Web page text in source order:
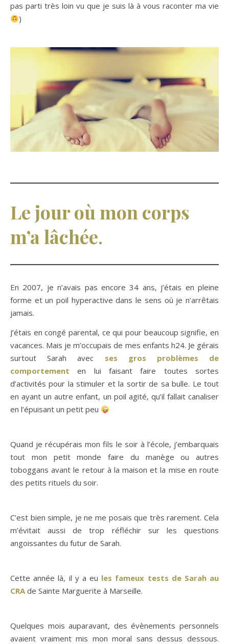
pas parti très loin vu que je suis là à vous raconter ma vie
)
Le jour où mon corps
m’a lâchée.
En 2007, je n’avais pas encore 34 ans, j’étais en pleine
forme et un poil hyperactive dans le sens où je n’arrêtais
jamais.
J’étais en congé parental, ce qui pour beaucoup signifie, en
vacances. Mais je m’occupais de mes enfants h24. Je gérais
surtout Sarah avec ses gros problèmes de
comportementen lui faisant faire toutes sortes
d’activités pour la stimuler et la sortir de sa bulle. Le tout
en ayant un autre enfant, un poil agité, qu’il fallait canaliser
en l’épuisant un petit peu
Quand je récupérais mon fils le soir à l’école, j’embarquais
tout mon petit monde faire du manège ou autres
toboggans avant le retour à la maison et la mise en route
des petits rituels du soir.
C’est bien simple, je ne me posais que très rarement. Cela
m’évitait aussi de trop réfléchir sur les questions
angoissantes du futur de Sarah.
Cette année là, il y a eu les fameux tests de Sarah au
CRA de Sainte Marguerite à Marseille.
Quelques mois auparavant, des évènements personnels
avaient vraiment mis mon moral sans dessus dessous.